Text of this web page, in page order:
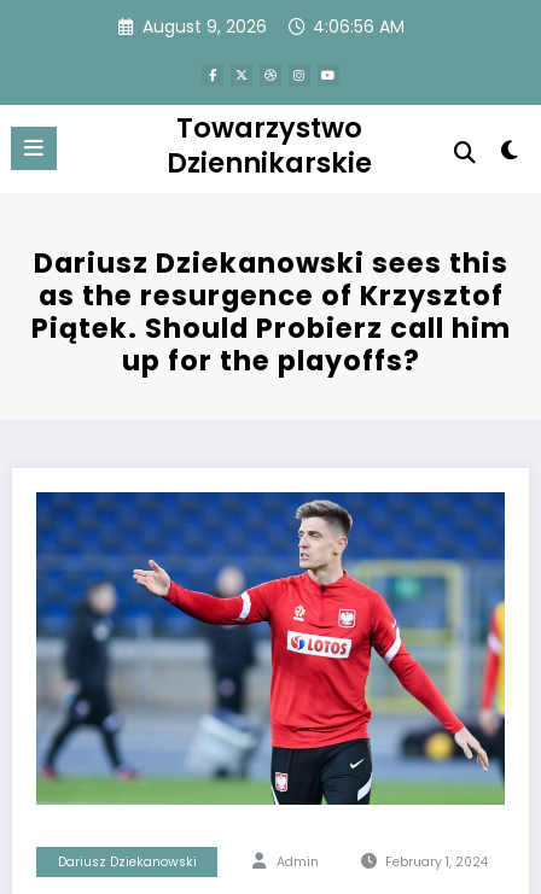
August 9, 2026 4:06:56 AM
Towarzystwo
Dziennikarskie
Dariusz Dziekanowski sees this
as the resurgence of Krzysztof
Piątek. Should Probierz call him
up for the playoffs?
Dariusz Dziekanowski Admin February 1, 2024